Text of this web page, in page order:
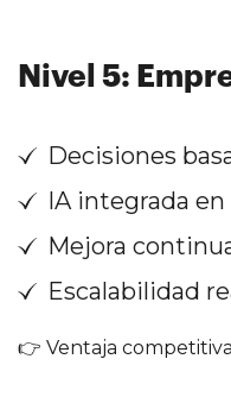
Nivel 5:
Decisiones
IA integrada
Mejora
Escalabilidad
👉 Ventaja